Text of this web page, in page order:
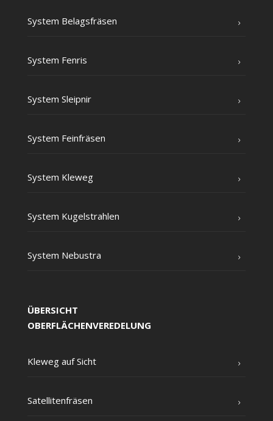
Sys­tem Belagsfräsen
Sys­tem Fenris
Sys­tem Sleipnir
Sys­tem Feinfräsen
Sys­tem Kleweg
Sys­tem Kugelstrahlen
Sys­tem Nebustra
ÜBERSICHT
OBERFLÄCHENVEREDELUNG
Kle­weg auf Sicht
Satel­li­ten­frä­sen